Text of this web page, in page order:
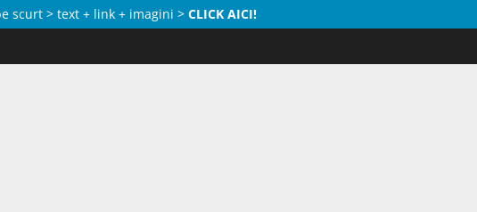
scurt > text + link + imagini > CLICK AICI!